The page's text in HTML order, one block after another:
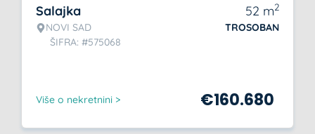
Salajka
NOVI SAD
ŠIFRA: #575068
52 m2
TROSOBAN
Više o nekretnini > €160.680